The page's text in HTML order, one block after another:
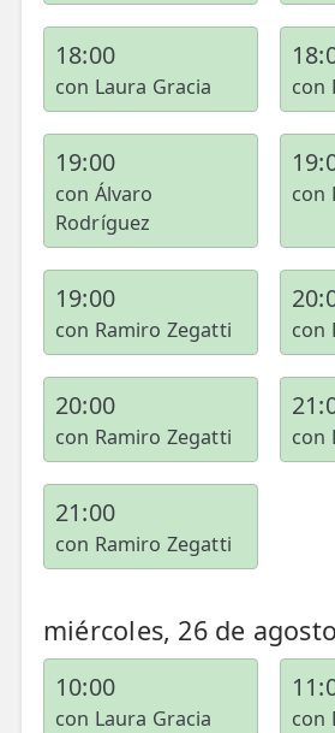
18:00
con Laura Gracia con
19:00
con Álvaro
Rodríguez
con
19:00
con Ramiro Zegatti con
20:00
con Ramiro Zegatti con
21:00
con Ramiro Zegatti
miércoles, 26 de agosto
10:00
con Laura Gracia con